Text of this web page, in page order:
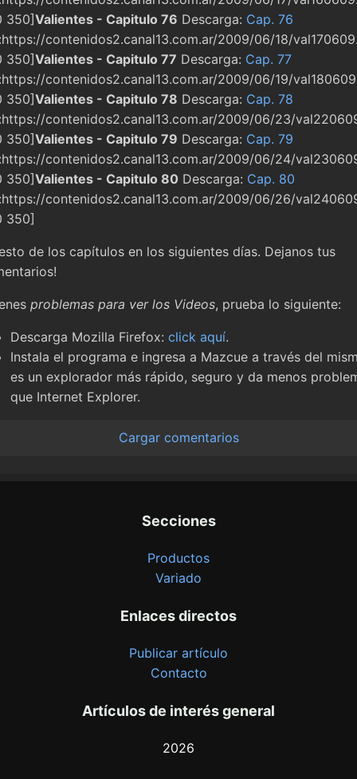
350]Valientes - Capitulo 76 Descarga: Cap. 76
contenidos2.canal13.com.ar/2009/06/18/
350]Valientes - Capitulo 77 Descarga: Cap. 77
contenidos2.canal13.com.ar/2009/06/19/
350]Valientes - Capitulo 78 Descarga: Cap. 78
contenidos2.canal13.com.ar/2009/06/23/
350]Valientes - Capitulo 79 Descarga: Cap. 79
contenidos2.canal13.com.ar/2009/06/24/
350]Valientes - Capitulo 80Descarga: Cap. 80
contenidos2.canal13.com.ar/2009/06/26/
350]
de los capítulos en los siguientes días. Dejanos tus
problemas para ver los Videos, prueba lo siguiente:
Descarga Mozilla Firefox: click aquí.
Instala el programa e ingresa a Mazcue a través del
es un explorador más rápido, seguro y da menos
que Internet Explorer.
Cargar comentarios
Artículos de interés general
2026
Enlaces directos
Publicar artículo
Contacto
Secciones
Productos
Variado